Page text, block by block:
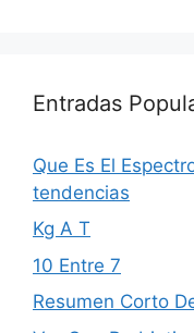
Entradas
Que Es El
tendencias
Kg A T
10 Entre 7
Resumen Corto